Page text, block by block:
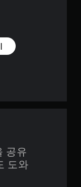
공유
도와